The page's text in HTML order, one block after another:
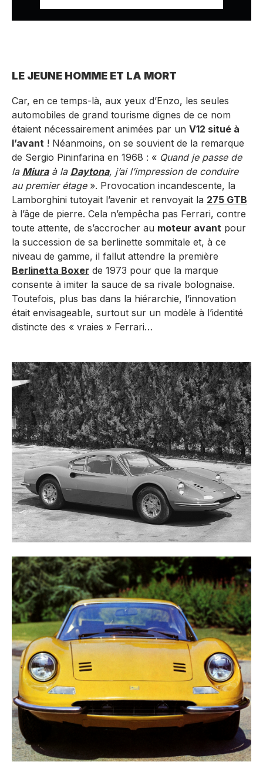
LE JEUNE HOMME ET LA MORT
Car, en ce temps-là, aux yeux d’Enzo, les seules
automobiles de grand tourisme dignes de ce nom
étaient nécessairement animées par un V12 situé à
l’avant ! Néanmoins, on se souvient de la remarque
de Sergio Pininfarina en 1968 : « Quand je passe de
la Miuraà la Daytona, j’ai l’impression de conduire
au premier étage». Provocation incandescente, la
Lamborghini tutoyait l’avenir et renvoyait la 275 GTB
à l’âge de pierre. Cela n’empêcha pas Ferrari, contre
toute attente, de s’accrocher au moteur avant pour
la succession de sa berlinette sommitale et, à ce
niveau de gamme, il fallut attendre la première
Berlinetta Boxer de 1973 pour que la marque
consente à imiter la sauce de sa rivale bolognaise.
Toutefois, plus bas dans la hiérarchie, l’innovation
était envisageable, surtout sur un modèle à l’identité
distincte des « vraies » Ferrari…